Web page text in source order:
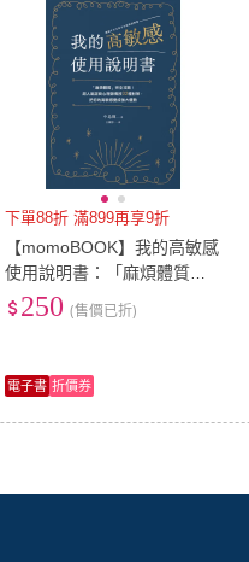
下單88折 滿899再享9折
【momoBOOK】我的高敏感
使用說明書：「麻煩體質」
完全攻略！超人氣諮商心理
師傳授32種對策 把(電子書)
250 (售價已折)
電子書 折價券